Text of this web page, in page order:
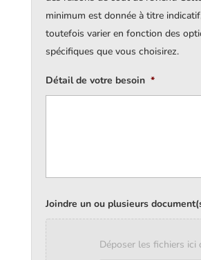
minimum est donnée à titre
toutefois varier en fonction des
spécifiques que vous choisirez.
Détail de votre besoin *
Joindre un ou plusieurs
Déposer les fichiers ici